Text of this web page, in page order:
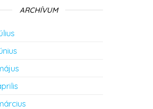
ARCHÍVUM